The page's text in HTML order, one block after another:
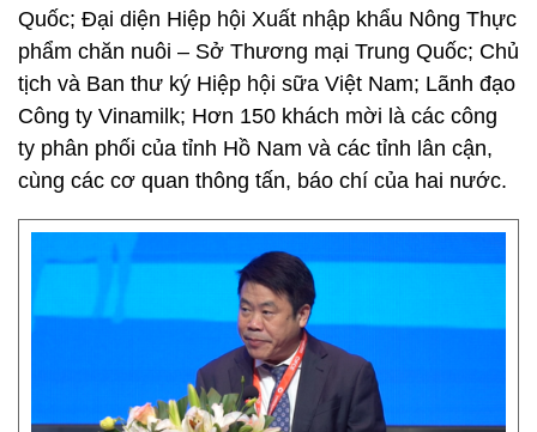
Quốc; Đại diện Hiệp hội Xuất nhập khẩu Nông Thực
phẩm chăn nuôi – Sở Thương mại Trung Quốc; Chủ
tịch và Ban thư ký Hiệp hội sữa Việt Nam; Lãnh đạo
Công ty Vinamilk; Hơn 150 khách mời là các công
ty phân phối của tỉnh Hồ Nam và các tỉnh lân cận,
cùng các cơ quan thông tấn, báo chí của hai nước.